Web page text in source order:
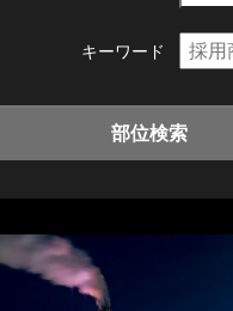
キーワード
部位検索